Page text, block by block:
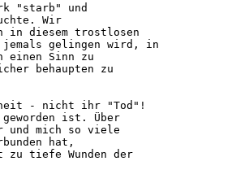
"starb" und
Wir
in diesem trostlosen
gelingen wird, in
einen Sinn zu
behaupten zu
- nicht ihr "Tod"!
ist. Über
und mich so viele
hat,
zu tiefe Wunden der